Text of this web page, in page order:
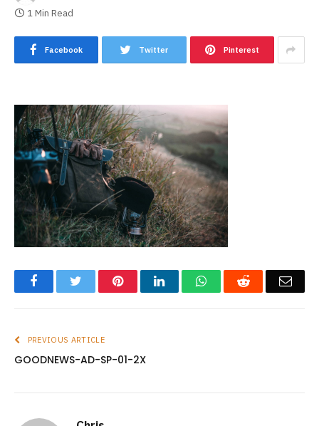
1 Min Read
Facebook Twitter Pinterest
FacebookTwitter PinterestLinkedInWhatsAppReddit
PREVIOUS ARTICLE
GOODNEWS-AD-SP-01-2X